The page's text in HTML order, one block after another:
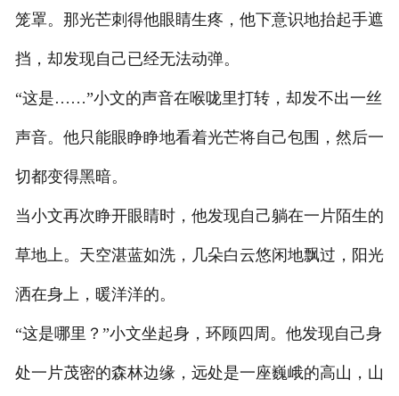
笼罩。那光芒刺得他眼睛生疼，他下意识地抬起手遮
挡，却发现自己已经无法动弹。
“这是……”小文的声音在喉咙里打转，却发不出一丝
声音。他只能眼睁睁地看着光芒将自己包围，然后一
切都变得黑暗。
当小文再次睁开眼睛时，他发现自己躺在一片陌生的
草地上。天空湛蓝如洗，几朵白云悠闲地飘过，阳光
洒在身上，暖洋洋的。
“这是哪里？”小文坐起身，环顾四周。他发现自己身
处一片茂密的森林边缘，远处是一座巍峨的高山，山